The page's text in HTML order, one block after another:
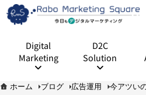
Digital
Marketing
D2C
Solution
ホーム ブログ 広告運用 今アツい